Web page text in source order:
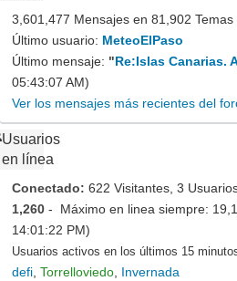
3,601,477 Mensajes en 81,902
Último usuario: MeteoElPaso
Último mensaje: "Re:Islas Canarias.
05:43:07 AM)
Ver los mensajes más recientes del
Usuarios
en línea
Conectado: 622 Visitantes, 3
1,260 - Máximo en linea siempre:
14:01:22 PM)
Usuarios activos en los últimos 15
defi Torrelloviedo Invernada